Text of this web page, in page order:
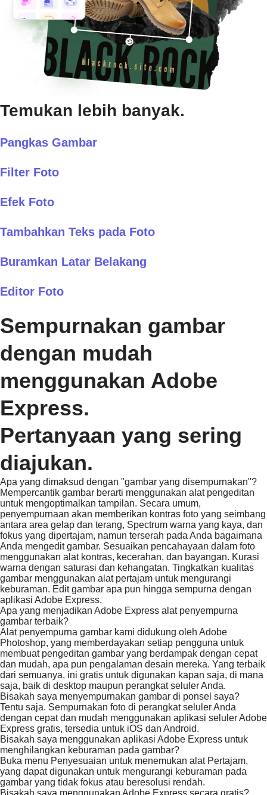
Temukan lebih banyak.
Pangkas Gambar
Filter Foto
Efek Foto
Tambahkan Teks pada Foto
Buramkan Latar Belakang
Editor Foto
Sempurnakan gambar
dengan mudah
menggunakan Adobe
Express.
Pertanyaan yang sering
diajukan.
Apa yang dimaksud dengan "gambar yang disempurnakan"?
Mempercantik gambar berarti menggunakan alat pengeditan
untuk mengoptimalkan tampilan. Secara umum,
penyempurnaan akan memberikan kontras foto yang seimbang
antara area gelap dan terang, Spectrum warna yang kaya, dan
fokus yang dipertajam, namun terserah pada Anda bagaimana
Anda mengedit gambar. Sesuaikan pencahayaan dalam foto
menggunakan alat kontras, kecerahan, dan bayangan. Kurasi
warna dengan saturasi dan kehangatan. Tingkatkan kualitas
gambar menggunakan alat pertajam untuk mengurangi
keburaman. Edit gambar apa pun hingga sempurna dengan
aplikasi Adobe Express.
Apa yang menjadikan Adobe Express alat penyempurna
gambar terbaik?
Alat penyempurna gambar kami didukung oleh Adobe
Photoshop, yang memberdayakan setiap pengguna untuk
membuat pengeditan gambar yang berdampak dengan cepat
dan mudah, apa pun pengalaman desain mereka. Yang terbaik
dari semuanya, ini gratis untuk digunakan kapan saja, di mana
saja, baik di desktop maupun perangkat seluler Anda.
Bisakah saya menyempurnakan gambar di ponsel saya?
Tentu saja. Sempurnakan foto di perangkat seluler Anda
dengan cepat dan mudah menggunakan aplikasi seluler Adobe
Express gratis, tersedia untuk iOS dan Android.
Bisakah saya menggunakan aplikasi Adobe Express untuk
menghilangkan keburaman pada gambar?
Buka menu Penyesuaian untuk menemukan alat Pertajam,
yang dapat digunakan untuk mengurangi keburaman pada
gambar yang tidak fokus atau beresolusi rendah.
Bisakah saya menggunakan Adobe Express secara gratis?